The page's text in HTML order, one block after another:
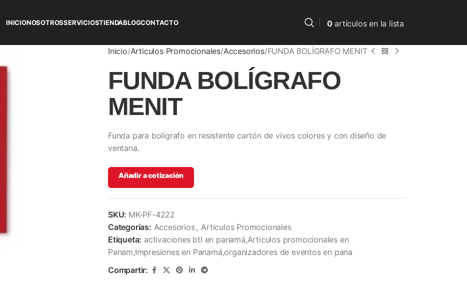
INICIONOSOTROSSERVICIOSTIENDABLOGCONTACTO 0artículosen la lista
Inicio Articulos Promocionales Accesorios FUNDA BOLÍGRAFO MENIT
FUNDA BOLÍGRAFO
MENIT
Funda para bolígrafo en resistente cartón de vivos colores y con diseño de
ventana.
Añadir a cotización
SKU: MK-PF-4222
Categorías: Accesorios, Articulos Promocionales
Etiqueta: activaciones btl en panamá,Articulos promocionales en
Panam,Impresiones en Panamá,organizadores de eventos en pana
Compartir: